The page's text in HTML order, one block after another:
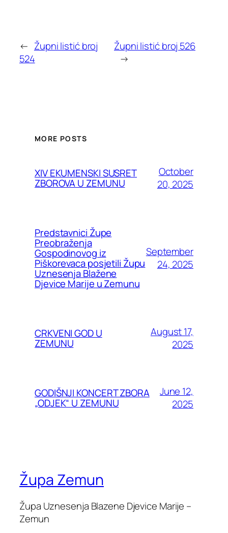
← Župni listić broj
524
Župni listić broj 526
→
MORE POSTS
XIV EKUMENSKI SUSRET
ZBOROVA U ZEMUNU
October
20, 2025
Predstavnici Župe
Preobraženja
Gospodinovog iz
Piškorevaca posjetili Župu
Uznesenja Blažene
Djevice Marije u Zemunu
September
24, 2025
CRKVENI GOD U
ZEMUNU
August 17,
2025
GODIŠNJI KONCERT ZBORA
„ODJEK“ U ZEMUNU
June 12,
2025
Župa Zemun
Župa Uznesenja Blazene Djevice Marije –
Zemun